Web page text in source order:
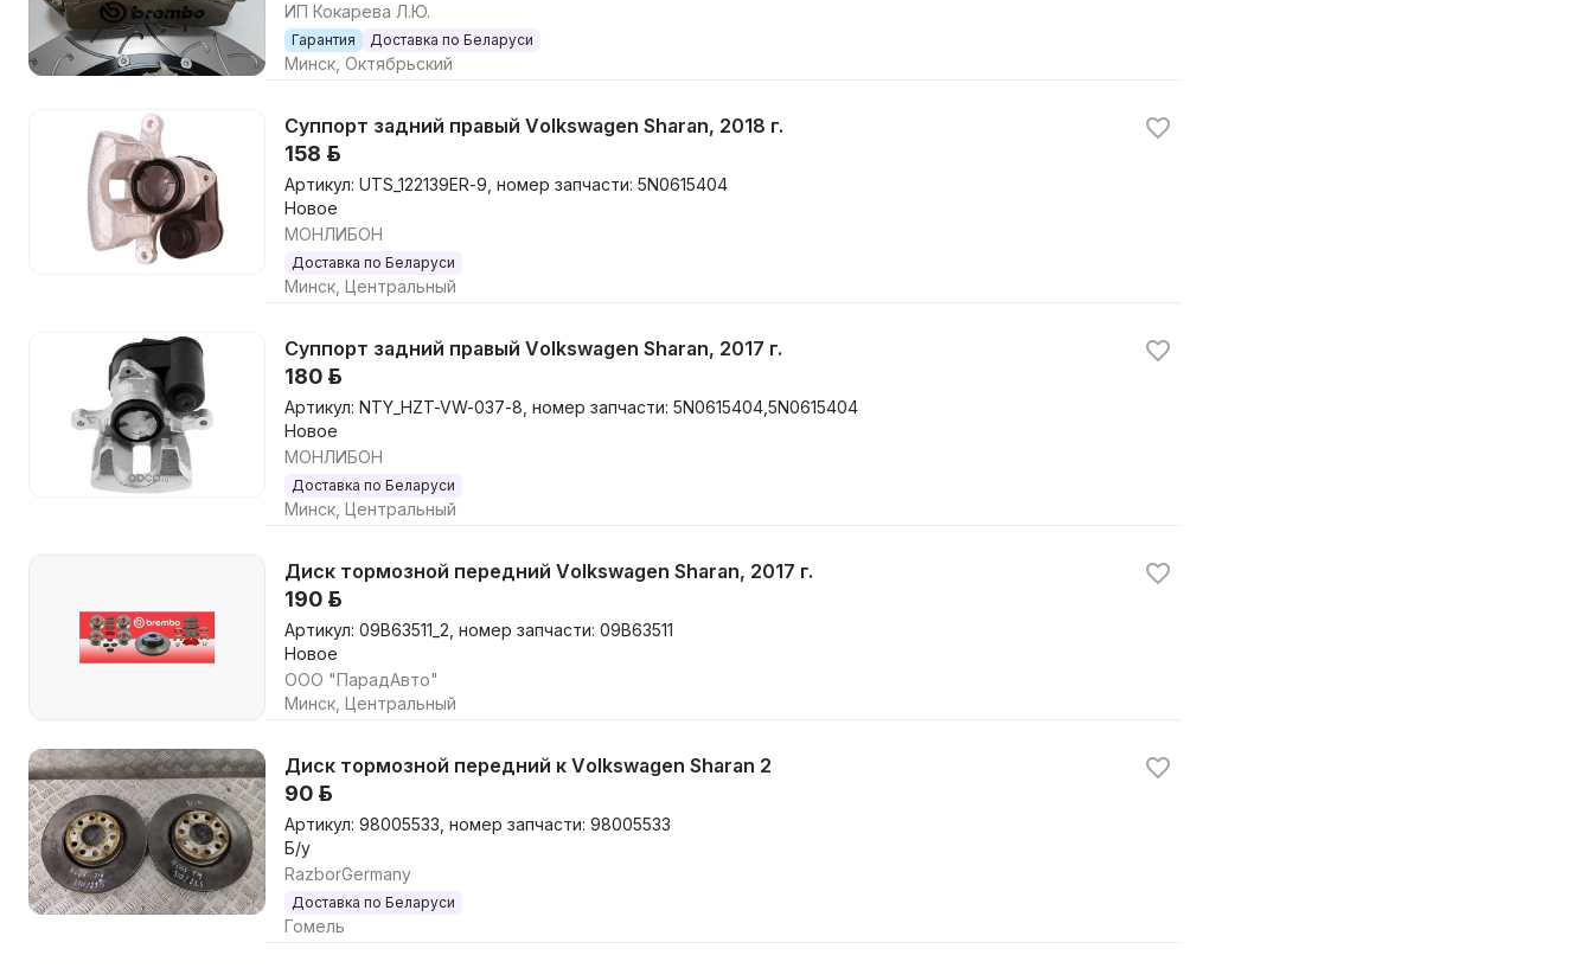
ИП Кокарева Л.Ю.
Гарантия Доставка по Беларуси
Минск, Октябрьский
Суппорт задний правый Volkswagen Sharan, 2018 г.
158 р.
Артикул: UTS_122139ER-9, номер запчасти: 5N0615404
Новое
МОНЛИБОН
Доставка по Беларуси
Минск, Центральный
Суппорт задний правый Volkswagen Sharan, 2017 г.
180 р.
Артикул: NTY_HZT-VW-037-8, номер запчасти: 5N0615404,5N0615404
Новое
МОНЛИБОН
Доставка по Беларуси
Минск, Центральный
Диск тормозной передний Volkswagen Sharan, 2017 г.
190 р.
Артикул: 09B63511_2, номер запчасти: 09B63511
Новое
ООО "ПарадАвто"
Минск, Центральный
Диск тормозной передний к Volkswagen Sharan 2
90 р.
Артикул: 98005533, номер запчасти: 98005533
Б/у
RazborGermany
Доставка по Беларуси
Гомель